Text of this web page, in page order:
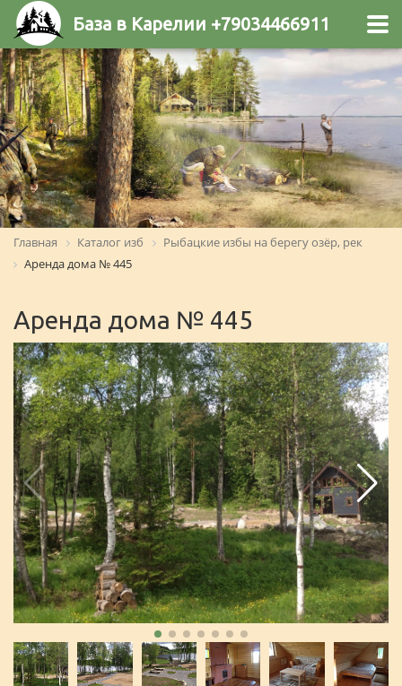
База в Карелии +79034466911
Главная Каталог изб
Рыбацкие избы на берегу озёр, рек
Аренда дома № 445
Аренда дома № 445